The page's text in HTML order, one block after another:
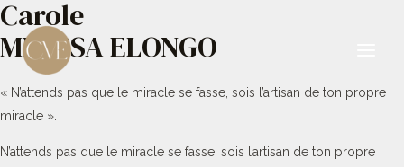
Aller
contenu
Carole
MBESSA ELONGO
« N’attends pas que le miracle se fasse, sois l’artisan de ton propre
miracle ».
N’attends pas que le miracle se fasse, sois l’artisan de ton propre